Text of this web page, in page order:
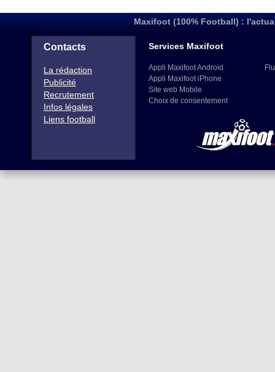
Maxifoot (100% Football) :
Contacts
La rédaction
Publicité
Recrutement
Infos légales
Liens football
Services Maxifoot
Appli Maxifoot Android
Appli Maxifoot iPhone
Site web Mobile
Choix de consentement